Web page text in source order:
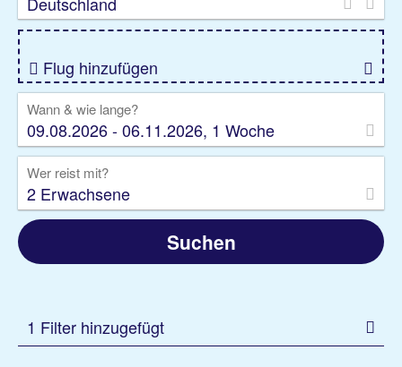
Privattransfer
Zusatzleistungen
Flug hinzufügen
Wann & wie lange?
09.08.2026 - 06.11.2026, 1 Woche
Wer reist mit?
2 Erwachsene
Suchen
1 Filter hinzugefügt